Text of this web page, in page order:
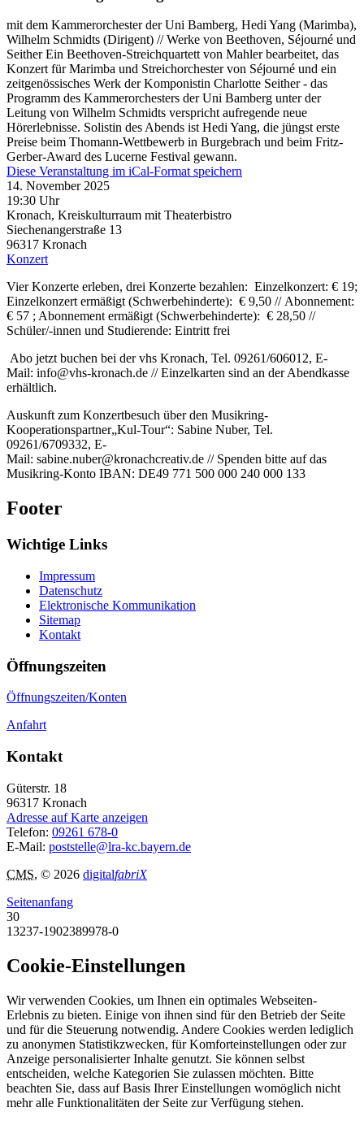
mit dem Kammerorchester der Uni Bamberg, Hedi Yang (Marimba),
Wilhelm Schmidts (Dirigent) // Werke von Beethoven, Séjourné und
Seither Ein Beethoven-Streichquartett von Mahler bearbeitet, das
Konzert für Marimba und Streichorchester von Séjourné und ein
zeitgenössisches Werk der Komponistin Charlotte Seither - das
Programm des Kammerorchesters der Uni Bamberg unter der
Leitung von Wilhelm Schmidts verspricht aufregende neue
Hörerlebnisse. Solistin des Abends ist Hedi Yang, die jüngst erste
Preise beim Thomann-Wettbewerb in Burgebrach und beim Fritz-
Gerber-Award des Lucerne Festival gewann.
Diese Veranstaltung im iCal-Format speichern
14. November 2025
19:30 Uhr
Kronach, Kreiskulturraum mit Theaterbistro
Siechenangerstraße 13
96317 Kronach
Konzert
Vier Konzerte erleben, drei Konzerte bezahlen: Einzelkonzert: € 19;
Einzelkonzert ermäßigt (Schwerbehinderte): € 9,50 // Abonnement:
€ 57 ; Abonnement ermäßigt (Schwerbehinderte): € 28,50 //
Schüler/-innen und Studierende: Eintritt frei
Abo jetzt buchen bei der vhs Kronach, Tel. 09261/606012, E-
Mail: info@vhs-kronach.de // Einzelkarten sind an der Abendkasse
erhältlich.
Auskunft zum Konzertbesuch über den Musikring-
Kooperationspartner„Kul-Tour“: Sabine Nuber, Tel.
09261/6709332, E-
Mail: sabine.nuber@kronachcreativ.de // Spenden bitte auf das
Musikring-Konto IBAN: DE49 771 500 000 240 000 133
Footer
Wichtige Links
Impressum
Datenschutz
Elektronische Kommunikation
Sitemap
Kontakt
Öffnungszeiten
Öffnungszeiten/Konten
Anfahrt
Kontakt
Güterstr. 18
96317 Kronach
Adresse auf Karte anzeigen
Telefon: 09261 678-0
E-Mail: poststelle@lra-kc.bayern.de
CMS, © 2026 digitalfabriX
Seitenanfang
30
13237-1902389978-0
Cookie-Einstellungen
Wir verwenden Cookies, um Ihnen ein optimales Webseiten-
Erlebnis zu bieten. Einige von ihnen sind für den Betrieb der Seite
und für die Steuerung notwendig. Andere Cookies werden lediglich
zu anonymen Statistikzwecken, für Komforteinstellungen oder zur
Anzeige personalisierter Inhalte genutzt. Sie können selbst
entscheiden, welche Kategorien Sie zulassen möchten. Bitte
beachten Sie, dass auf Basis Ihrer Einstellungen womöglich nicht
mehr alle Funktionalitäten der Seite zur Verfügung stehen.